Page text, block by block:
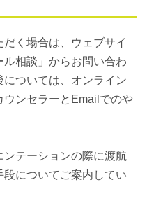
く場合は、ウェブサイ
ル相談」からお問い合わ
ついては、オンライン
ンセラーとEmailでのや
テーションの際に渡航
についてご案内してい